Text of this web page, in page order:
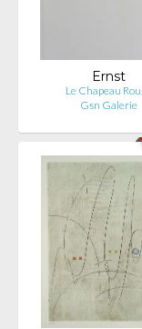
Ernst
Le Chapeau
Gsn Galerie